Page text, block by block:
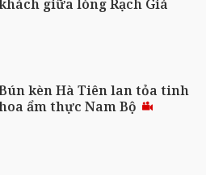
giữa lòng Rạch Giá
kèn Hà Tiên lan tỏa tinh
ẩm thực Nam Bộ